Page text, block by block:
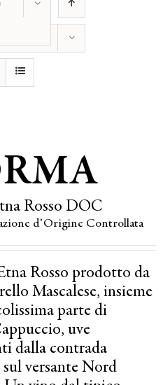
Rosso DOC
d’Origine Controllata
Rosso prodotto da
Mascalese, insieme
parte di
uve
dalla contrada
versante Nord